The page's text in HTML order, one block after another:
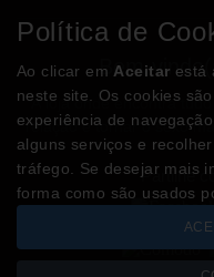
Bem-
A loja onde encontra
relação e tornar o sexo
Partilhe
Política de
Ao clicar em Aceitar está
neste site. Os cookies
experiência de
alguns serviços e
tráfego. Se desejar mais
forma como são usados